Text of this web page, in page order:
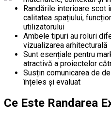
Randările interioare scot
calitatea spațiului,
utilizatorului
Ambele tipuri au roluri
vizualizarea arhitecturală
Sunt esențiale pentru
atractivă a proiectelor
Susțin comunicarea de
înțeles și evaluat
Ce Este Randarea